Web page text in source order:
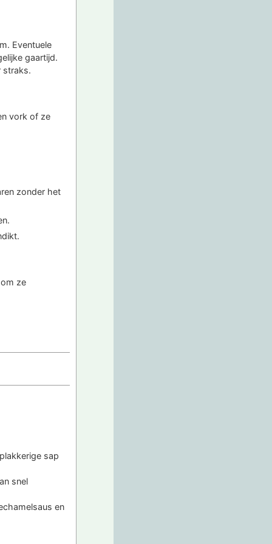
Eventuele
gaartijd.
straks.
vork of ze
zonder het
ze
sap
snel
en